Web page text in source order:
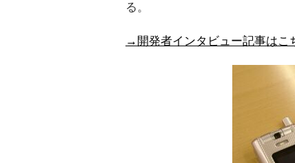
る。
→開発者インタビュー記事はこ